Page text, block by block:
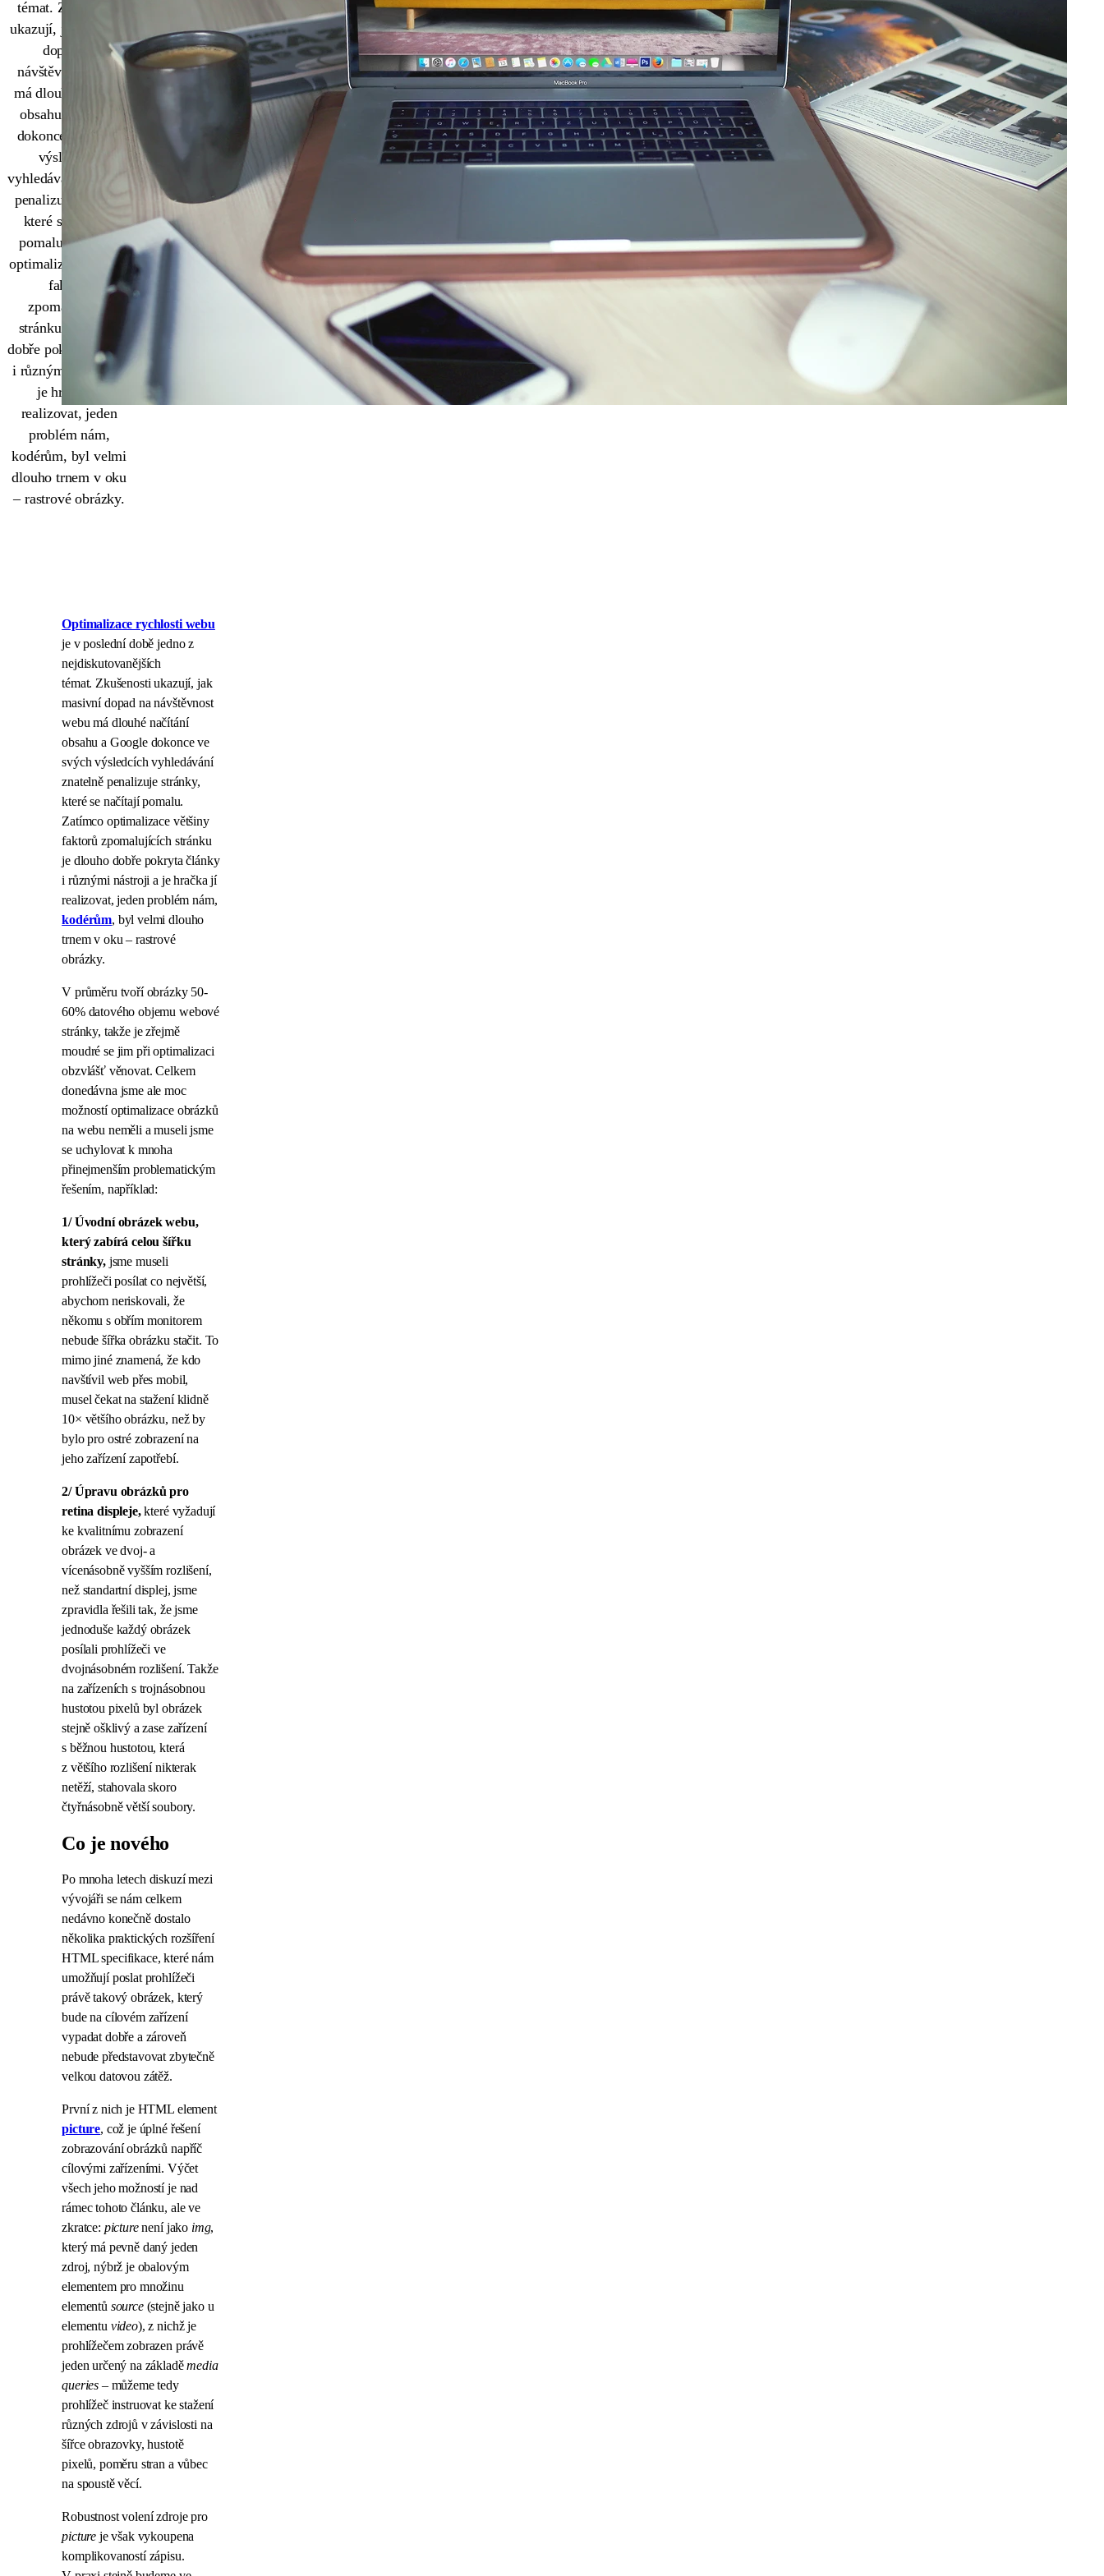
témat. Zkušenosti
ukazují, jak masivní
dopad na
návštěvnost webu
má dlouhé načítání
obsahu a Google
dokonce ve svých
výsledcích
vyhledávání znatelně
penalizuje stránky,
které se načítají
pomalu. Zatímco
optimalizace většiny
faktorů
zpomalujících
stránku je dlouho
dobře pokryta články
i různými nástroji a
je hračka jí
realizovat, jeden
problém nám,
kodérům, byl velmi
dlouho trnem v oku
– rastrové obrázky.
Optimalizace rychlosti webu
je v poslední době jedno z
nejdiskutovanějších
témat. Zkušenosti ukazují, jak
masivní dopad na návštěvnost
webu má dlouhé načítání
obsahu a Google dokonce ve
svých výsledcích vyhledávání
znatelně penalizuje stránky,
které se načítají pomalu.
Zatímco optimalizace většiny
faktorů zpomalujících stránku
je dlouho dobře pokryta články
i různými nástroji a je hračka jí
realizovat, jeden problém nám,
kodérům, byl velmi dlouho
trnem v oku – rastrové
obrázky.
V průměru tvoří obrázky 50-
60% datového objemu webové
stránky, takže je zřejmě
moudré se jim při optimalizaci
obzvlášť věnovat. Celkem
donedávna jsme ale moc
možností optimalizace obrázků
na webu neměli a museli jsme
se uchylovat k mnoha
přinejmenším problematickým
řešením, například:
1/ Úvodní obrázek webu,
který zabírá celou šířku
stránky,jsme museli
prohlížeči posílat co největší,
abychom neriskovali, že
někomu s obřím monitorem
nebude šířka obrázku stačit. To
mimo jiné znamená, že kdo
navštívil web přes mobil,
musel čekat na stažení klidně
10× většího obrázku, než by
bylo pro ostré zobrazení na
jeho zařízení zapotřebí.
2/ Úpravu obrázků pro
retina displeje,které vyžadují
ke kvalitnímu zobrazení
obrázek ve dvoj- a
vícenásobně vyšším rozlišení,
než standartní displej, jsme
zpravidla řešili tak, že jsme
jednoduše každý obrázek
posílali prohlížeči ve
dvojnásobném rozlišení. Takže
na zařízeních s trojnásobnou
hustotou pixelů byl obrázek
stejně ošklivý a zase zařízení
s běžnou hustotou, která
z většího rozlišení nikterak
netěží, stahovala skoro
čtyřnásobně větší soubory.
Co je nového
Po mnoha letech diskuzí mezi
vývojáři se nám celkem
nedávno konečně dostalo
několika praktických rozšíření
HTML specifikace, které nám
umožňují poslat prohlížeči
právě takový obrázek, který
bude na cílovém zařízení
vypadat dobře a zároveň
nebude představovat zbytečně
velkou datovou zátěž.
První z nich je HTML element
picture, což je úplné řešení
zobrazování obrázků napříč
cílovými zařízeními. Výčet
všech jeho možností je nad
rámec tohoto článku, ale ve
zkratce: picturenení jako img,
který má pevně daný jeden
zdroj, nýbrž je obalovým
elementem pro množinu
elementů source(stejně jako u
elementu video), z nichž je
prohlížečem zobrazen právě
jeden určený na základěmedia
queries – můžeme tedy
prohlížeč instruovat ke stažení
různých zdrojů v závislosti na
šířce obrazovky, hustotě
pixelů, poměru stran a vůbec
na spoustě věcí.
Robustnost volení zdroje pro
picture je však vykoupena
komplikovaností zápisu.